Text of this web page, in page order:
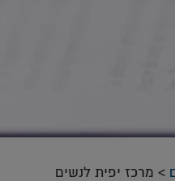
> מרכז יפית לנשים